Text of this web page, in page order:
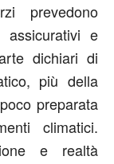
prevedono
assicurativi e
dichiari di
più della
preparata
climatici.
e realtà